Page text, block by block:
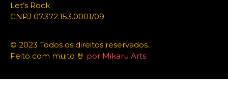
Let’s Rock
CNPJ 07.372.153.0001/09
© 2023 Todos os direitos reservados.
Feito com muito 🤘 por Mikaru Arts